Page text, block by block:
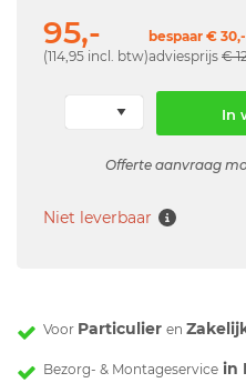
95,-
(114,95 incl. btw)
bespaar € 30,-
adviesprijs €
In
Offerte aanvraag
Niet leverbaar
Voor Particulier en
Bezorg- & Montageservice in